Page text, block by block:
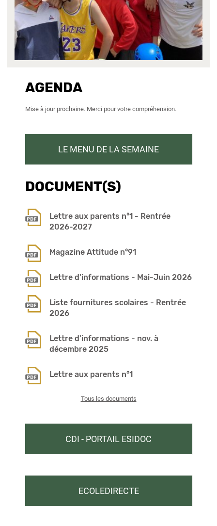
AGENDA
Mise à jour prochaine. Merci pour votre compréhension.
LE MENU DE LA SEMAINE
DOCUMENT(S)
Lettre aux parents n°1 - Rentrée
2026-2027
Magazine Attitude n°91
Lettre d'informations - Mai-Juin 2026
Liste fournitures scolaires - Rentrée
2026
Lettre d'informations - nov. à
décembre 2025
Lettre aux parents n°1
Tous les documents
CDI - PORTAIL ESIDOC
ECOLEDIRECTE